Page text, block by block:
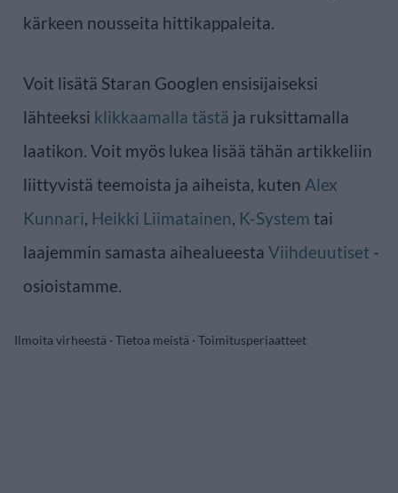
kärkeen nousseita hittikappaleita.
Voit lisätä Staran Googlen ensisijaiseksi
lähteeksi klikkaamalla tästä ja ruksittamalla
laatikon. Voit myös lukea lisää tähän artikkeliin
liittyvistä teemoista ja aiheista, kuten Alex
Kunnari, Heikki Liimatainen, K-System tai
laajemmin samasta aihealueesta Viihdeuutiset -
osioistamme.
Ilmoita virheestä · Tietoa meistä · Toimitusperiaatteet